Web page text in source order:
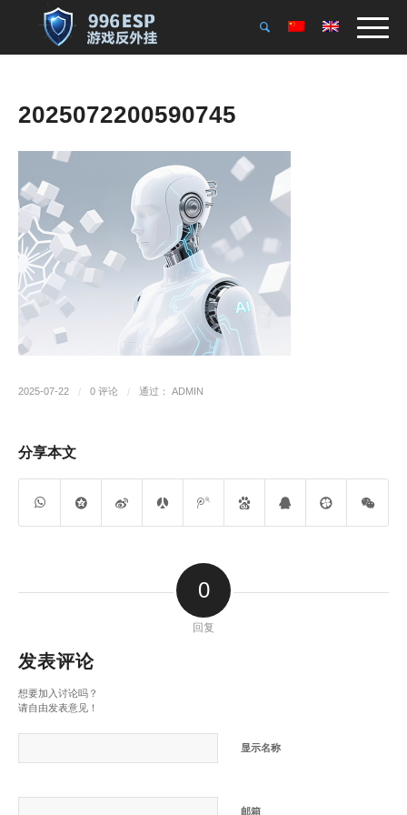
2025072200590745
2025-07-22 / 0 评论 / 通过： ADMIN
分享本文
0
回复
发表评论
想要加入讨论吗？
请自由发表意见！
显示名称
邮箱